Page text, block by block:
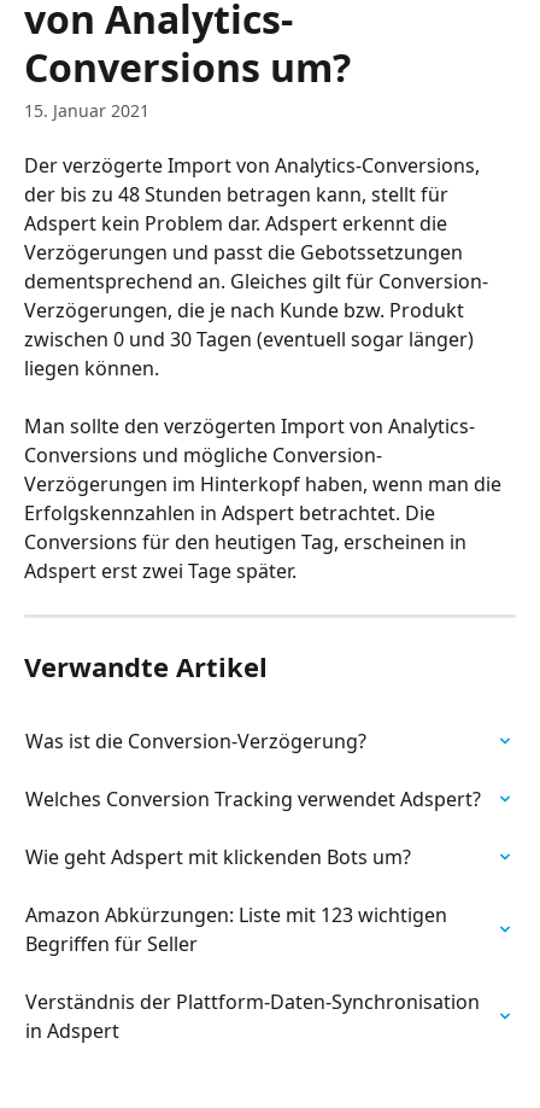
von Analytics-
Conversions um?
15. Januar 2021
Der verzögerte Import von Analytics-Conversions,
der bis zu 48 Stunden betragen kann, stellt für
Adspert kein Problem dar. Adspert erkennt die
Verzögerungen und passt die Gebotssetzungen
dementsprechend an. Gleiches gilt für Conversion-
Verzögerungen, die je nach Kunde bzw. Produkt
zwischen 0 und 30 Tagen (eventuell sogar länger)
liegen können.
Man sollte den verzögerten Import von Analytics-
Conversions und mögliche Conversion-
Verzögerungen im Hinterkopf haben, wenn man die
Erfolgskennzahlen in Adspert betrachtet. Die
Conversions für den heutigen Tag, erscheinen in
Adspert erst zwei Tage später.
Verwandte Artikel
Was ist die Conversion-Verzögerung?
Welches Conversion Tracking verwendet Adspert?
Wie geht Adspert mit klickenden Bots um?
Amazon Abkürzungen: Liste mit 123 wichtigen
Begriffen für Seller
Verständnis der Plattform-Daten-Synchronisation
in Adspert